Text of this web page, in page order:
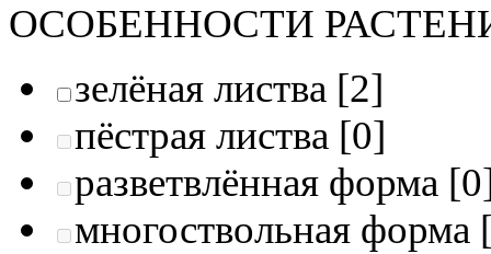
ОСОБЕННОСТИ
зелёная листва [2]
пёстрая листва [0]
разветвлённая форма
многоствольная форма